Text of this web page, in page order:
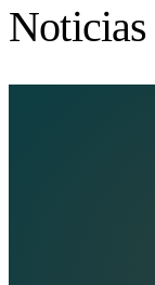
Noticias